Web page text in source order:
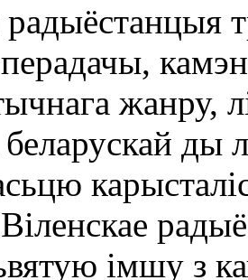
радыёстанцыя
перадачы,
жанру,
ды
імшу з